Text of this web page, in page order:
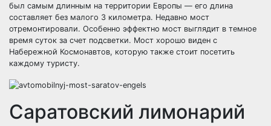
был самым длинным на территории Европы — его длина
составляет без малого 3 километра. Недавно мост
отремонтировали. Особенно эффектно мост выглядит в темное
время суток за счет подсветки. Мост хорошо виден с
Набережной Космонавтов, которую также стоит посетить
каждому туристу.
Саратовский лимонарий